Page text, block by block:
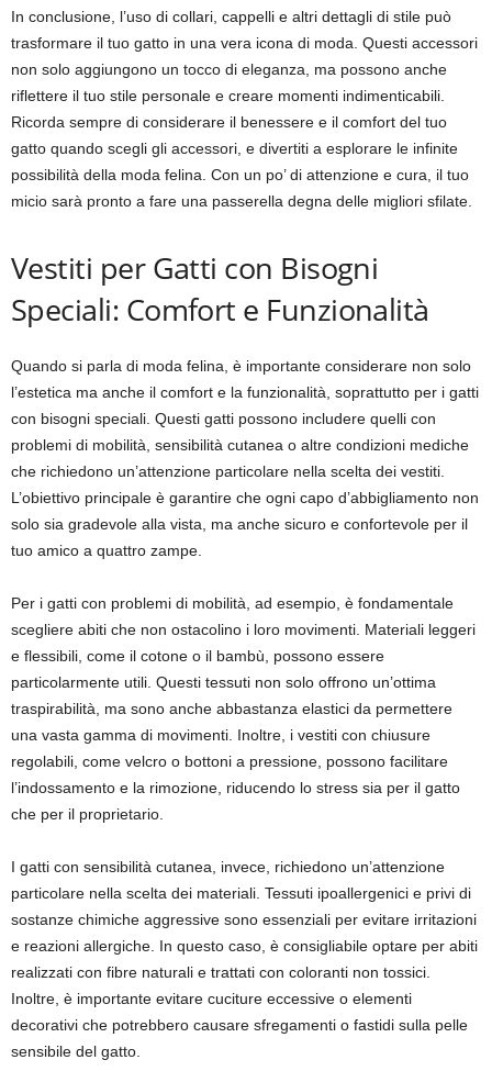
In conclusione, l’uso di collari, cappelli e altri dettagli di stile può
trasformare il tuo gatto in una vera icona di moda. Questi accessori
non solo aggiungono un tocco di eleganza, ma possono anche
riflettere il tuo stile personale e creare momenti indimenticabili.
Ricorda sempre di considerare il benessere e il comfort del tuo
gatto quando scegli gli accessori, e divertiti a esplorare le infinite
possibilità della moda felina. Con un po’ di attenzione e cura, il tuo
micio sarà pronto a fare una passerella degna delle migliori sfilate.
Vestiti per Gatti con Bisogni
Speciali: Comfort e Funzionalità
Quando si parla di moda felina, è importante considerare non solo
l’estetica ma anche il comfort e la funzionalità, soprattutto per i gatti
con bisogni speciali. Questi gatti possono includere quelli con
problemi di mobilità, sensibilità cutanea o altre condizioni mediche
che richiedono un’attenzione particolare nella scelta dei vestiti.
L’obiettivo principale è garantire che ogni capo d’abbigliamento non
solo sia gradevole alla vista, ma anche sicuro e confortevole per il
tuo amico a quattro zampe.
Per i gatti con problemi di mobilità, ad esempio, è fondamentale
scegliere abiti che non ostacolino i loro movimenti. Materiali leggeri
e flessibili, come il cotone o il bambù, possono essere
particolarmente utili. Questi tessuti non solo offrono un’ottima
traspirabilità, ma sono anche abbastanza elastici da permettere
una vasta gamma di movimenti. Inoltre, i vestiti con chiusure
regolabili, come velcro o bottoni a pressione, possono facilitare
l’indossamento e la rimozione, riducendo lo stress sia per il gatto
che per il proprietario.
I gatti con sensibilità cutanea, invece, richiedono un’attenzione
particolare nella scelta dei materiali. Tessuti ipoallergenici e privi di
sostanze chimiche aggressive sono essenziali per evitare irritazioni
e reazioni allergiche. In questo caso, è consigliabile optare per abiti
realizzati con fibre naturali e trattati con coloranti non tossici.
Inoltre, è importante evitare cuciture eccessive o elementi
decorativi che potrebbero causare sfregamenti o fastidi sulla pelle
sensibile del gatto.